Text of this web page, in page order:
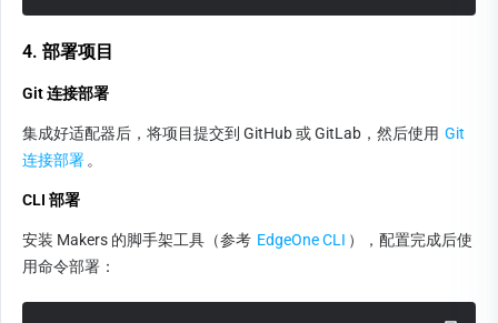
4. 部署项目
Git 连接部署
集成好适配器后，将项目提交到 GitHub 或 GitLab，然后使用 Git
连接部署 。
CLI 部署
安装 Makers 的脚手架工具（参考 EdgeOne CLI ），配置完成后使
用命令部署：